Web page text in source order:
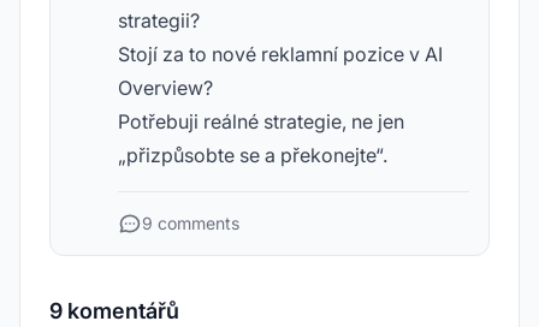
strategii?
Stojí za to nové reklamní pozice v AI
Overview?
Potřebuji reálné strategie, ne jen
„přizpůsobte se a překonejte“.
9 comments
9 komentářů